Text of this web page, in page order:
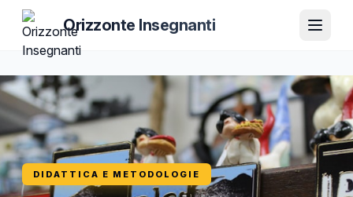
Orizzonte Insegnanti
DIDATTICA E METODOLOGIE